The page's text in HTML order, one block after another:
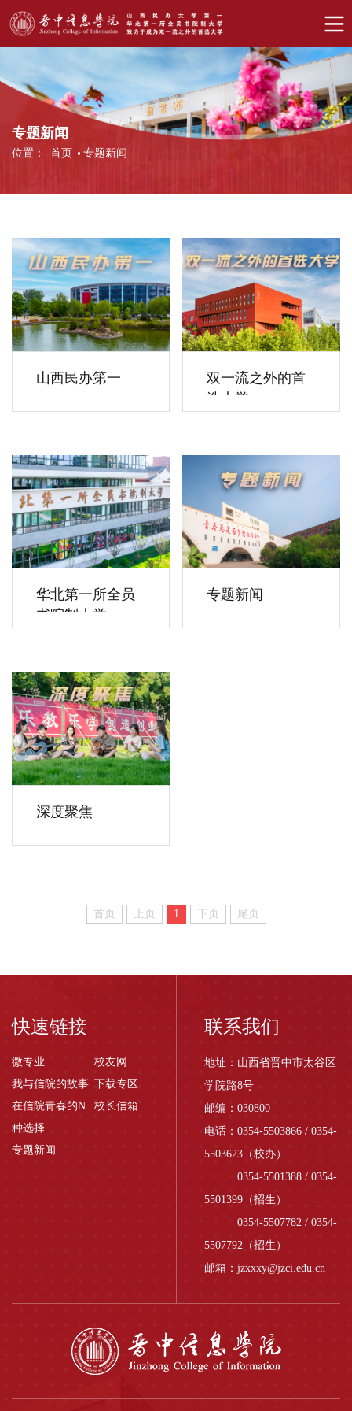
专题新闻
位置： 首页 专题新闻
山西民办第一
双一流之外的首
选大学
华北第一所全员
书院制大学
专题新闻
深度聚焦
首页 上页 1 下页 尾页
快速链接
微专业
校友网
我与信院的故事 下载专区
在信院青春的N
种选择
校长信箱
专题新闻
联系我们
地址：山西省晋中市太谷区
学院路8号
邮编：030800
电话：0354-5503866 / 0354-
5503623（校办）
0354-5501388 / 0354-
5501399（招生）
0354-5507782 / 0354-
5507792（招生）
邮箱：jzxxxy@jzci.edu.cn